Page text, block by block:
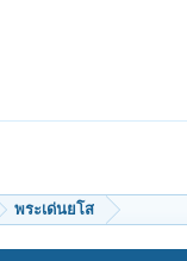
พระเด่นยโส